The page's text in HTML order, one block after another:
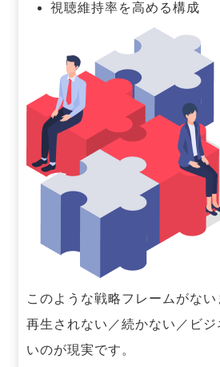
視聴維持率を高める構成
このような戦略フレームがない
再生されない／続かない／ビ
いのが現実です。